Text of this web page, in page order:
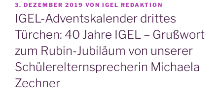
VERÖFFENTLICHT
AM
3. DEZEMBER 2019 VON IGEL REDAKTION
IGEL-Adventskalender drittes
Türchen: 40 Jahre IGEL – Grußwort
zum Rubin-Jubiläum von unserer
Schülerelternsprecherin Michaela
Zechner